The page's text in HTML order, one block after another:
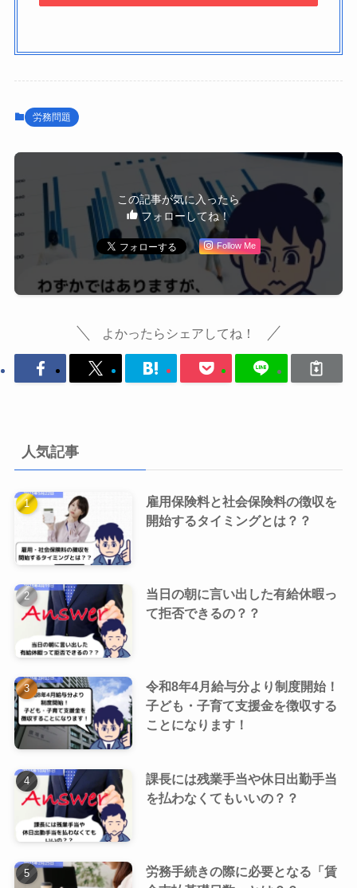
労務問題
この記事が気に入ったら
フォローしてね！
Follow Me
よかったらシェアしてね！
人気記事
雇用保険料と社会保険料の徴収を
開始するタイミングとは？？
当日の朝に言い出した有給休暇っ
て拒否できるの？？
令和8年4月給与分より制度開始！
子ども・子育て支援金を徴収する
ことになります！
課長には残業手当や休日出勤手当
を払わなくてもいいの？？
労務手続きの際に必要となる「賃